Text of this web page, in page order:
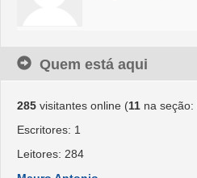
Quem está aqui
285 visitantes online (11 na seção:
Escritores: 1
Leitores: 284